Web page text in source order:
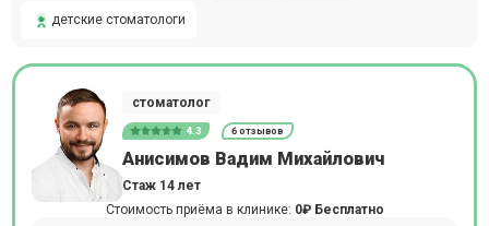
детские стоматологи
стоматолог
4.3 6 отзывов
Анисимов Вадим Михайлович
Стаж 14 лет
Стоимость приёма в клинике: 0₽ Бесплатно